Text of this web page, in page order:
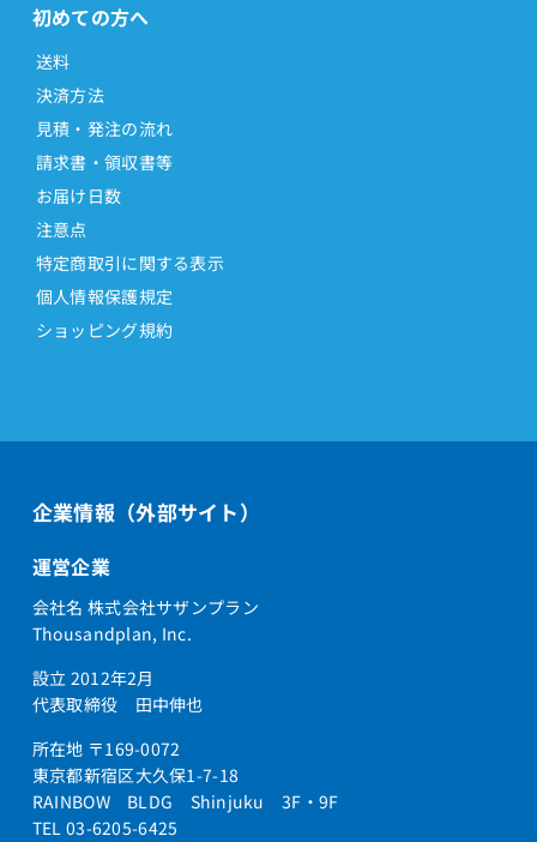
初めての方へ
送料
決済方法
見積・発注の流れ
請求書・領収書等
お届け日数
注意点
特定商取引に関する表示
個人情報保護規定
ショッピング規約
企業情報（外部サイト）
運営企業
会社名 株式会社サザンプラン
Thousandplan, Inc.
設立 2012年2月
代表取締役 田中伸也
所在地 〒169-0072
東京都新宿区大久保1-7-18
RAINBOW BLDG Shinjuku 3F・9F
TEL 03-6205-6425